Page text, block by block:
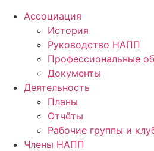
Ассоциация
История
Руководство НАПП
Профессиональные
Документы
Деятельность
Планы
Отчёты
Рабочие группы и
Члены НАПП